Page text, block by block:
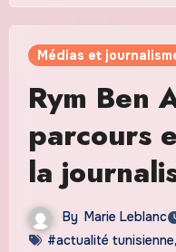
Médias et
Rym Ben
parcours
la
By Marie Leblanc
#actualité tunisienne,